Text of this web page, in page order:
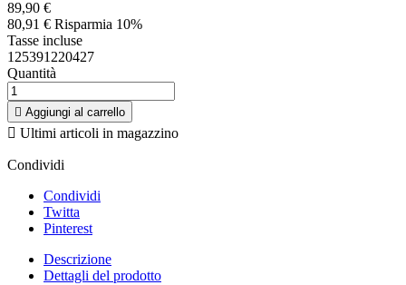
89,90 €
80,91 € Risparmia 10%
Tasse incluse
125391220427
Quantità
 Aggiungi al carrello
 Ultimi articoli in magazzino
Condividi
Condividi
Twitta
Pinterest
Descrizione
Dettagli del prodotto